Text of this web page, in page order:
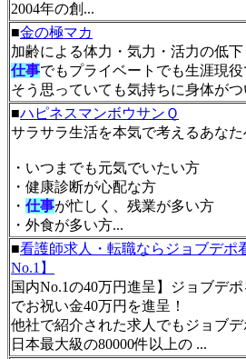
2004年の創...
■金の極マカ
加齢による体力・気力・活力の低下
仕事でもプライベートでも生涯現
そう思っていても気持ちに身体がつ
■ハピネスマンボウサンＱ
サラサラ生活を本気で考えるあなた
・いつまでも元気でいたい方
・健康診断が心配な方
・ 仕事が忙しく、残業が多い方
・外食が多い方...
■看護師求人・転職ならジョブデポ
No.1】
国内No.1の40万円進呈】ジョブデ
でお祝い金40万円を進呈！
他社で紹介された求人でもジョブデ
日本最大級の80000件以上の ...